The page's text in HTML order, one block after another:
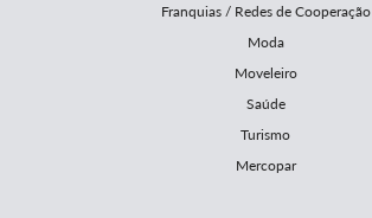
Franquias / Redes de Cooperação
Moda
Moveleiro
Saúde
Turismo
Mercopar